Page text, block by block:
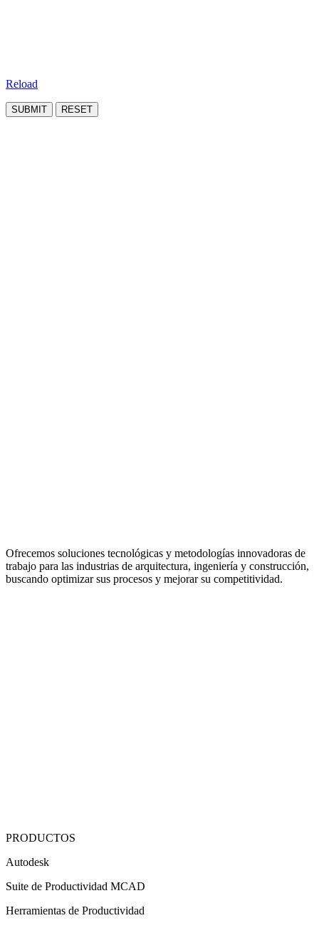
Reload
Ofrecemos soluciones tecnológicas y metodologías innovadoras de
trabajo para las industrias de arquitectura, ingeniería y construcción,
buscando optimizar sus procesos y mejorar su competitividad.
PRODUCTOS
Autodesk
Suite de Productividad MCAD
Herramientas de Productividad